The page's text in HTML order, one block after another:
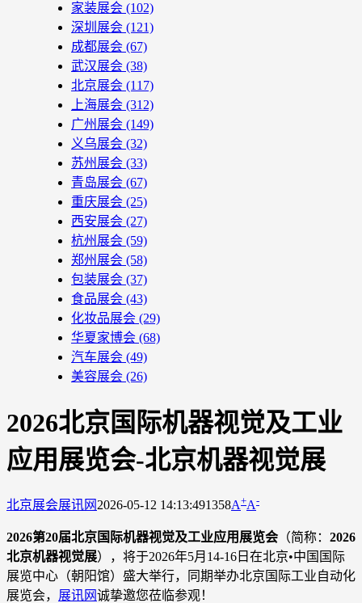
家装展会 (102)
深圳展会 (121)
成都展会 (67)
武汉展会 (38)
北京展会 (117)
上海展会 (312)
广州展会 (149)
义乌展会 (32)
苏州展会 (33)
青岛展会 (67)
重庆展会 (25)
西安展会 (27)
杭州展会 (59)
郑州展会 (58)
包装展会 (37)
食品展会 (43)
化妆品展会 (29)
华夏家博会 (68)
汽车展会 (49)
美容展会 (26)
2026北京国际机器视觉及工业
应用展览会-北京机器视觉展
北京展会展讯网 2026-05-12 14:13:491358A+A-
2026第20届北京国际机器视觉及工业应用展览会 （简称： 2026
北京机器视觉展），将于2026年5月14-16日在北京•中国国际
展览中心（朝阳馆）盛大举行，同期举办北京国际工业自动化
展览会， 展讯网诚挚邀您莅临参观！